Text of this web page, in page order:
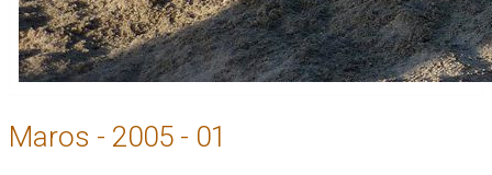
Maros - 2005 - 01